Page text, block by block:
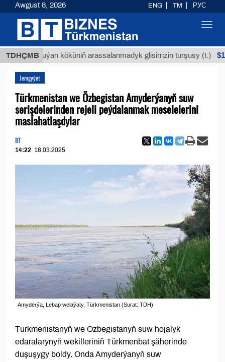
TDHÇMB
Buýan köküniň arassalanmadyk glisirrizin turşusy (t.) $12935,18
Jemgyýet
Türkmenistan we Özbegistan Amyderýanyň suw
serişdelerinden rejeli peýdalanmak meselelerini
maslahatlaşdylar
BT
14:22 18.03.2025
Amyderýa, Lebap welaýaty, Türkmenistan (Surat: TDH)
Türkmenistanyň we Özbegistanyň suw hojalyk
edaralarynyň wekilleriniň Türkmenbat şäherinde
duşuşygy boldy. Onda Amyderýanyň suw
Awgust 8, 2026 ENG TM РУС